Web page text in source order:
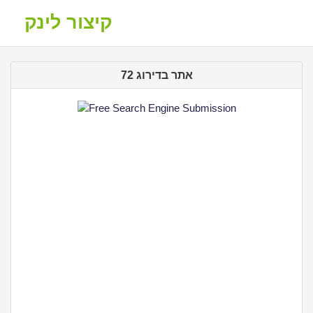
קיצור לינק
אתר בדירוג 72